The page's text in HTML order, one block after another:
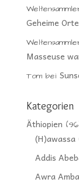
Geheime Orte
Masseuse
Tombei
Kategorien
Äthiopien
(H)awassa
Addis
Awra Amba